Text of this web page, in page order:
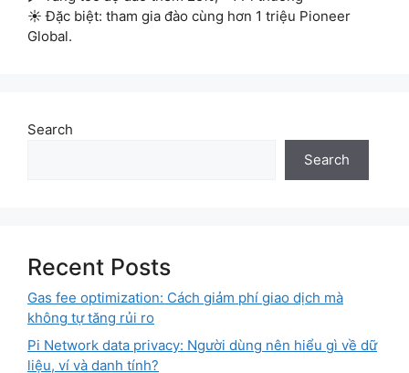
☀ Đặc biệt: tham gia đào cùng hơn 1 triệu Pioneer
Global.
Search
Search
Recent Posts
Gas fee optimization: Cách giảm phí giao dịch mà
không tự tăng rủi ro
Pi Network data privacy: Người dùng nên hiểu gì về dữ
liệu, ví và danh tính?